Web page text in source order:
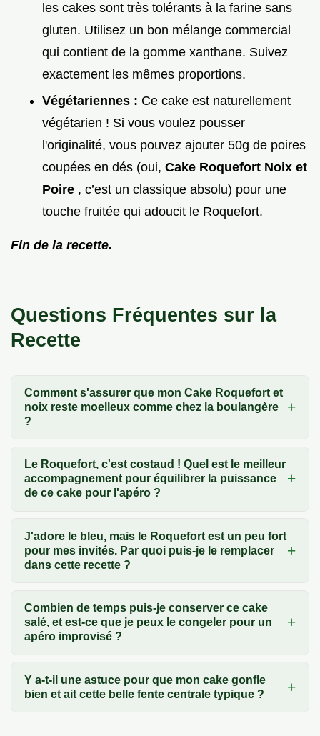
les cakes sont très tolérants à la farine sans
gluten. Utilisez un bon mélange commercial
qui contient de la gomme xanthane. Suivez
exactement les mêmes proportions.
Végétariennes : Ce cake est naturellement
végétarien ! Si vous voulez pousser
l'originalité, vous pouvez ajouter 50g de poires
coupées en dés (oui, Cake Roquefort Noix et
Poire , c’est un classique absolu) pour une
touche fruitée qui adoucit le Roquefort.
Fin de la recette.
Questions Fréquentes sur la
Recette
Comment s'assurer que mon Cake Roquefort et
noix reste moelleux comme chez la boulangère
?
Le Roquefort, c'est costaud ! Quel est le meilleur
accompagnement pour équilibrer la puissance
de ce cake pour l'apéro ?
J'adore le bleu, mais le Roquefort est un peu fort
pour mes invités. Par quoi puis-je le remplacer
dans cette recette ?
Combien de temps puis-je conserver ce cake
salé, et est-ce que je peux le congeler pour un
apéro improvisé ?
Y a-t-il une astuce pour que mon cake gonfle
bien et ait cette belle fente centrale typique ?